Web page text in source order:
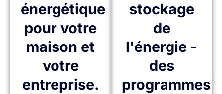
énergétique
pour votre
maison et
votre
entreprise.
stockage
de
l'énergie -
des
programmes